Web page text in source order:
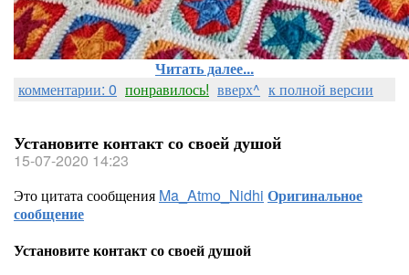
Читать далее...
комментарии: 0 понравилось! вверх^ к полной версии
Установите контакт со своей душой
15-07-2020 14:23
Это цитата сообщения Ma_Atmo_Nidhi Оригинальное
сообщение
Установите контакт со своей душой